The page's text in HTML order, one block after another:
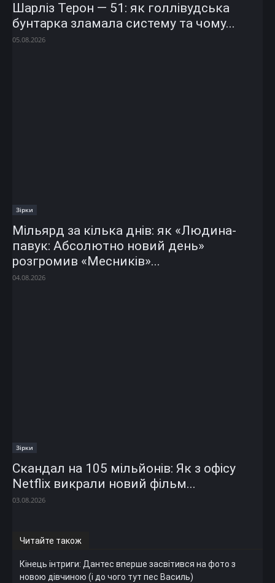
Шарліз Терон — 51: як голлівудська
бунтарка зламала систему та чому...
05.08.2026
Зірки
Мільярд за кілька днів: як «Людина-
павук: Абсолютно новий день»
розгромив «Месників»...
04.08.2026
Зірки
Скандал на 105 мільйонів: Як з офісу
Netflix викрали новий фільм...
03.08.2026
Читайте також
Кінець інтриги: Дантес вперше засвітився на фото з
новою дівчиною (і до чого тут пес Василь)